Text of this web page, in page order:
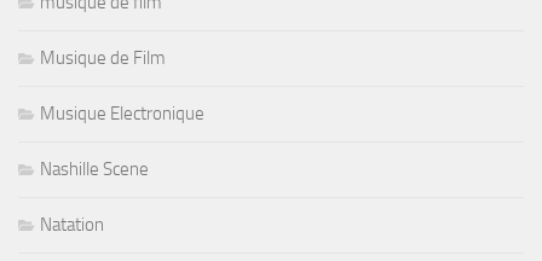
Musique de Film
Musique Electronique
Nashille Scene
Natation